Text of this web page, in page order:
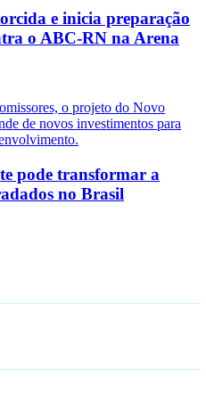
e inicia preparação
o ABC-RN na Arena
pode transformar a
no Brasil